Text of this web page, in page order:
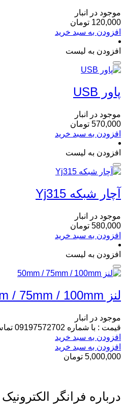
موجود در انبار
120,000 تومان
افزودن به سبد خرید
افزودن به لیست
پاور USB
موجود در انبار
570,000 تومان
افزودن به سبد خرید
افزودن به لیست
آچار شبکه Yj315
موجود در انبار
580,000 تومان
افزودن به سبد خرید
افزودن به لیست
لنز 50mm / 75mm / 100mm
موجود در انبار
قیمت : با شماره 09197572702 تماس بگیرید
افزودن به سبد خرید
افزودن به سبد خرید
5,000,000 تومان
درباره فرانگر الکترونیک